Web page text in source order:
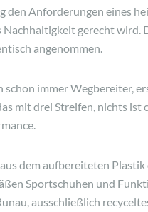
den Anforderungen eines
Nachhaltigkeit gerecht
angenommen.
schon immer
mit drei Streifen, nichts ist
dem aufbereiteten
Sportschuhen und
ausschließlich